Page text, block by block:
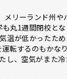
リーランド州
丸1週間閉校と
温が低かったた
転するのもかな
し、空気がまた